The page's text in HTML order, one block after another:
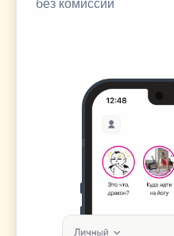
без комиссии